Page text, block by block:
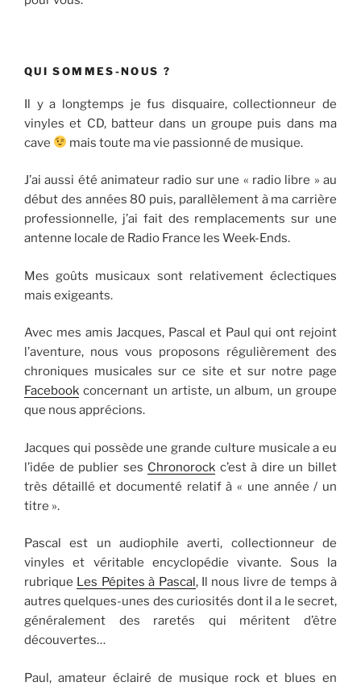
QUI SOMMES-NOUS ?
Il y a longtemps je fus disquaire, collectionneur de
vinyles et CD, batteur dans un groupe puis dans ma
cave
mais toute ma vie passionné de musique.
J’ai aussi été animateur radio sur une « radio libre » au
début des années 80 puis, parallèlement à ma carrière
professionnelle, j’ai fait des remplacements sur une
antenne locale de Radio France les Week-Ends.
Mes goûts musicaux sont relativement éclectiques
mais exigeants.
Avec mes amis Jacques, Pascal et Paul qui ont rejoint
l’aventure, nous vous proposons régulièrement des
chroniques musicales sur ce site et sur notre page
Facebook concernant un artiste, un album, un groupe
que nous apprécions.
Jacques qui possède une grande culture musicale a eu
l’idée de publier ses Chronorock c’est à dire un billet
très détaillé et documenté relatif à « une année / un
titre ».
Pascal est un audiophile averti, collectionneur de
vinyles et véritable encyclopédie vivante. Sous la
rubrique Les Pépites à Pascal, Il nous livre de temps à
autres quelques-unes des curiosités dont il a le secret,
généralement des raretés qui méritent d’être
découvertes…
Paul, amateur éclairé de musique rock et blues en